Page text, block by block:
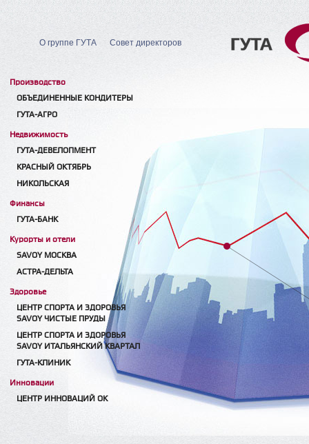
О группе ГУТА Совет директоров
Производство
ОБЪЕДИНЕННЫЕ КОНДИТЕРЫ
ГУТА-АГРО
Недвижимость
ГУТА-ДЕВЕЛОПМЕНТ
КРАСНЫЙ ОКТЯБРЬ
НИКОЛЬСКАЯ
Финансы
ГУТА-БАНК
Курорты и отели
SAVOY МОСКВА
АСТРА-ДЕЛЬТА
Здоровье
ЦЕНТР СПОРТА И ЗДОРОВЬЯ
SAVOY ЧИСТЫЕ ПРУДЫ
ЦЕНТР СПОРТА И ЗДОРОВЬЯ
SAVOY ИТАЛЬЯНСКИЙ КВАРТАЛ
ГУТА-КЛИНИК
Инновации
ЦЕНТР ИННОВАЦИЙ ОК